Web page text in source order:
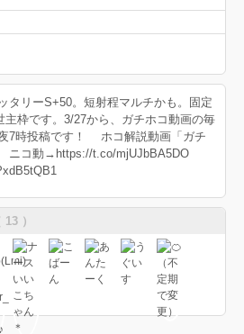
タリーS+50。短射程マルチかも。固定
主枠です。3/27から、ガチホコ動画の毎
7時投稿です！ ホコ解説動画「ガチ
ニコ動→https://t.co/mjUJbBA5DO
13 ）